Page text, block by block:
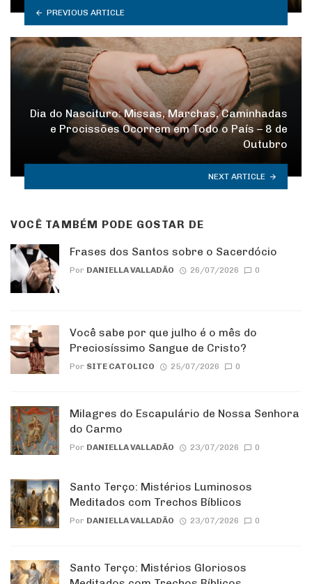
PREVIOUS ARTICLE
Dia do Nascituro: Missas, Marchas, Caminhadas
e Procissões Ocorrem em Todo o País – 8 de
Outubro
NEXT ARTICLE
VOCÊ TAMBÉM PODE GOSTAR DE
Frases dos Santos sobre o Sacerdócio
Por DANIELLA VALLADÃO 26/07/2026 0
Você sabe por que julho é o mês do
Preciosíssimo Sangue de Cristo?
Por SITE CATOLICO 25/07/2026 0
Milagres do Escapulário de Nossa Senhora
do Carmo
Por DANIELLA VALLADÃO 23/07/2026 0
Santo Terço: Mistérios Luminosos
Meditados com Trechos Bíblicos
Por DANIELLA VALLADÃO 23/07/2026 0
Santo Terço: Mistérios Gloriosos